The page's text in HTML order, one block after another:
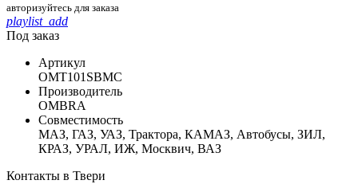
авторизуйтесь для заказа
playlist_add
Под заказ
Артикул
OMT101SBMC
Производитель
OMBRA
Совместимость
МАЗ, ГАЗ, УАЗ, Трактора, КАМАЗ, Автобусы, ЗИЛ,
КРАЗ, УРАЛ, ИЖ, Москвич, ВАЗ
Контакты в Твери